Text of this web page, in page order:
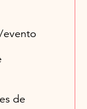
evento
de